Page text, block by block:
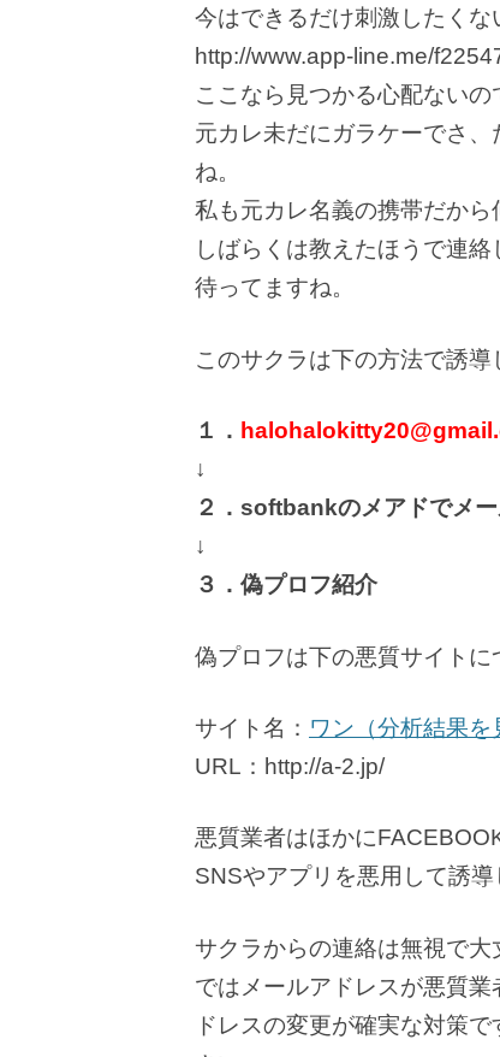
今はできるだけ刺激したく
http://www.app-line.me/
ここなら見つかる心配ない
元カレ未だにガラケーでさ
ね。
私も元カレ名義の携帯だから
しばらくは教えたほうで連絡
待ってますね。
このサクラは下の方法で誘導
１．
↓
２．softbankのメアドでメ
↓
３．偽プロフ紹介
偽プロフは下の悪質サイトに
サイト名： ワン（分析結果を
URL：http://a-2.jp/
悪質業者はほかに
SNSやアプリを悪用して誘導
サクラからの連絡は無視で
ではメールアドレスが悪質
ドレスの変更が確実な対策